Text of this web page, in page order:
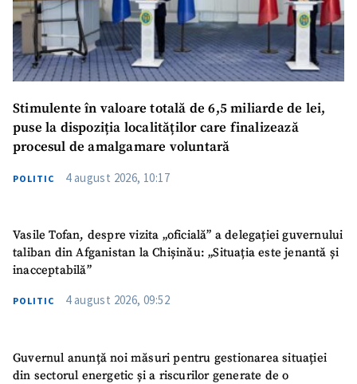
Stimulente în valoare totală de 6,5 miliarde de lei,
puse la dispoziția localităților care finalizează
procesul de amalgamare voluntară
POLITIC 4 august 2026, 10:17
Vasile Tofan, despre vizita „oficială” a delegației guvernului
taliban din Afganistan la Chișinău: „Situația este jenantă și
inacceptabilă”
POLITIC 4 august 2026, 09:52
Guvernul anunță noi măsuri pentru gestionarea situației
din sectorul energetic și a riscurilor generate de o